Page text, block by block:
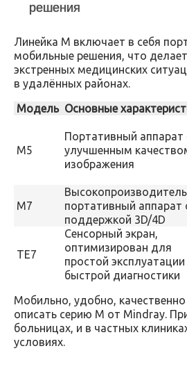
решения
Линейка M включает в себя
мобильные решения, что
экстренных медицинских
в удалённых районах.
Модель Основные
M5
Портативный аппарат
улучшенным
изображения
M7
портативный аппарат
поддержкой 3D/4D
TE7
Сенсорный экран,
оптимизирован для
простой эксплуатации
быстрой диагностики
Мобильно, удобно,
описать серию M от Mindray.
больницах, и в частных
условиях.